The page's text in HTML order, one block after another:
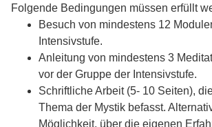
Folgende Bedingungen müssen erfüllt
Besuch von mindestens 12
Intensivstufe.
Anleitung von mindestens 3
vor der Gruppe der Intensivstufe.
Schriftliche Arbeit (5- 10 Seiten),
Thema der Mystik befasst.
Möglichkeit, über die eigenen